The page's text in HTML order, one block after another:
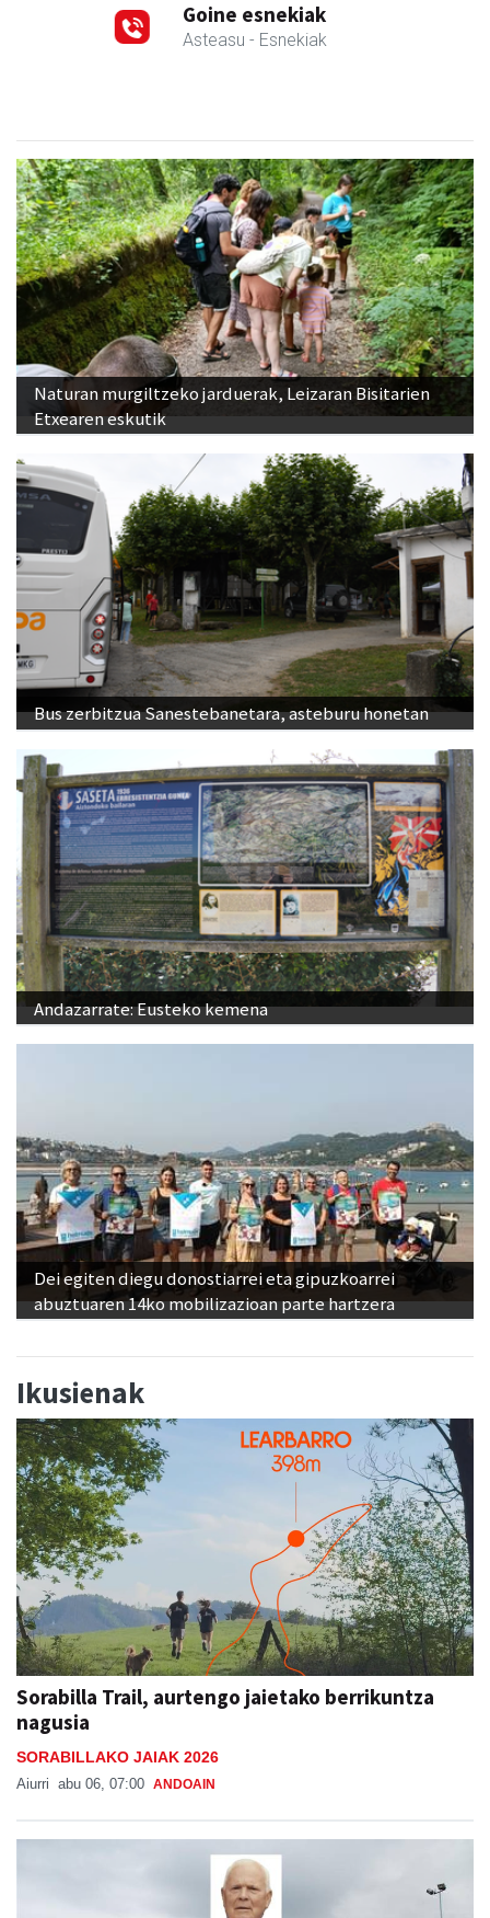
Goine esnekiak
- Esnekiak
Naturan murgiltzeko jarduerak, Leizaran Bisitarien
Etxearen eskutik
Bus zerbitzua Sanestebanetara, asteburu honetan
Andazarrate: Eusteko kemena
Dei egiten diegu donostiarrei eta gipuzkoarrei
abuztuaren 14ko mobilizazioan parte hartzera
Ikusienak
Sorabilla Trail, aurtengo jaietako berrikuntza
nagusia
SORABILLAKO JAIAK 2026
Aiurri abu 06, 07:00 ANDOAIN